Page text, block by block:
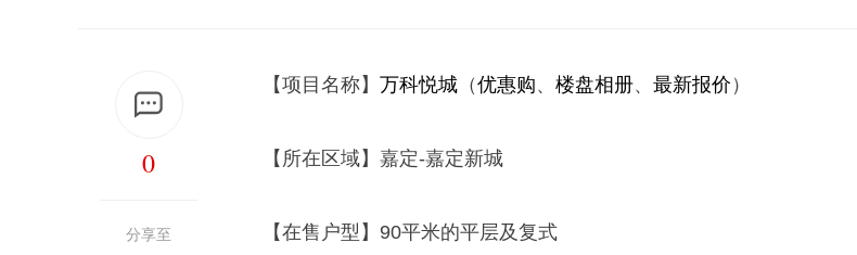
0
分享至
【项目名称】 万科悦城 （优惠购、 楼盘相册、 最新报价 ）
【所在区域】嘉定-嘉定新城
【在售户型】90平米的平层及复式